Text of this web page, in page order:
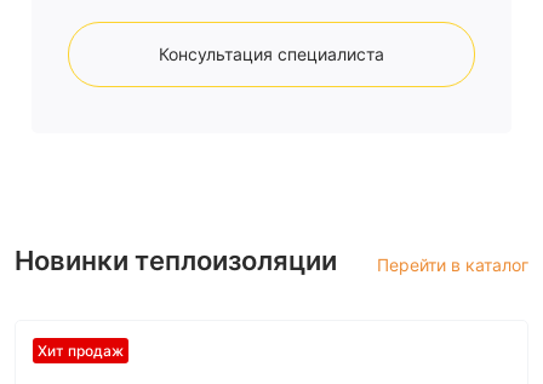
Консультация специалиста
Новинки теплоизоляции Перейти в каталог
Хит продаж